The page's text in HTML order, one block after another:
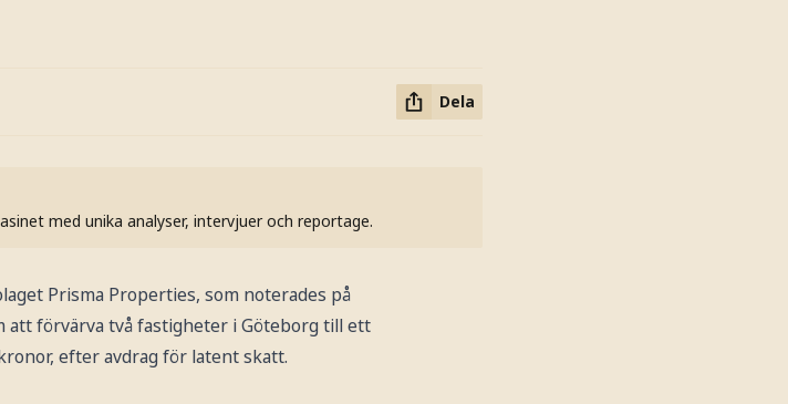
Dela
med unika analyser, intervjuer och reportage.
Prisma Properties, som noterades på
att förvärva två fastigheter i Göteborg till ett
efter avdrag för latent skatt.